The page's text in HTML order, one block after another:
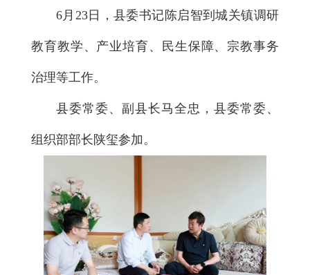
6月23日，县委书记陈启智到城关镇调研
教育教学、产业培育、民生保障、宗教事务
治理等工作。
县委常委、副县长马全忠，县委常委、
组织部部长陕玺参加。